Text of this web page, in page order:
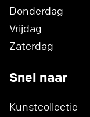
Donderdag
Vrijdag
Zaterdag
Snel naar
Kunstcollectie